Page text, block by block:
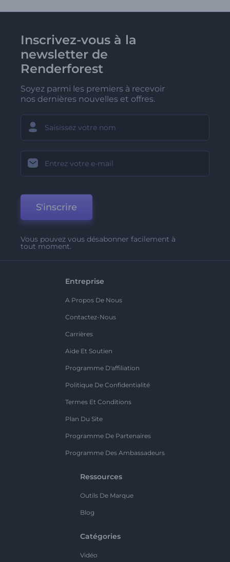
Inscrivez-vous à la
newsletter de
Renderforest
Soyez parmi les premiers à recevoir
nos dernières nouvelles et offres.
S'inscrire
Vous pouvez vous désabonner facilement à
tout moment.
Entreprise
A Propos De Nous
Contactez-Nous
Carrières
Aide Et Soutien
Programme D'affiliation
Politique De Confidentialité
Termes Et Conditions
Plan Du Site
Programme De Partenaires
Programme Des Ambassadeurs
Ressources
Outils De Marque
Blog
Catégories
Vidéo